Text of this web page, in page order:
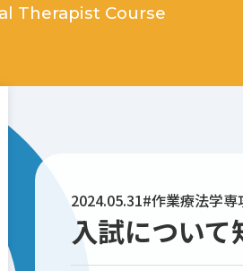
Therapist Course
2024.05.31#作業療法学専
入試について